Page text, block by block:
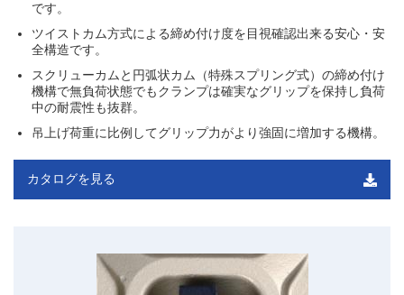
です。
ツイストカム方式による締め付け度を目視確認出来る安心・安
全構造です。
スクリューカムと円弧状カム（特殊スプリング式）の締め付け
機構で無負荷状態でもクランプは確実なグリップを保持し負荷
中の耐震性も抜群。
吊上げ荷重に比例してグリップ力がより強固に増加する機構。
カタログを見る